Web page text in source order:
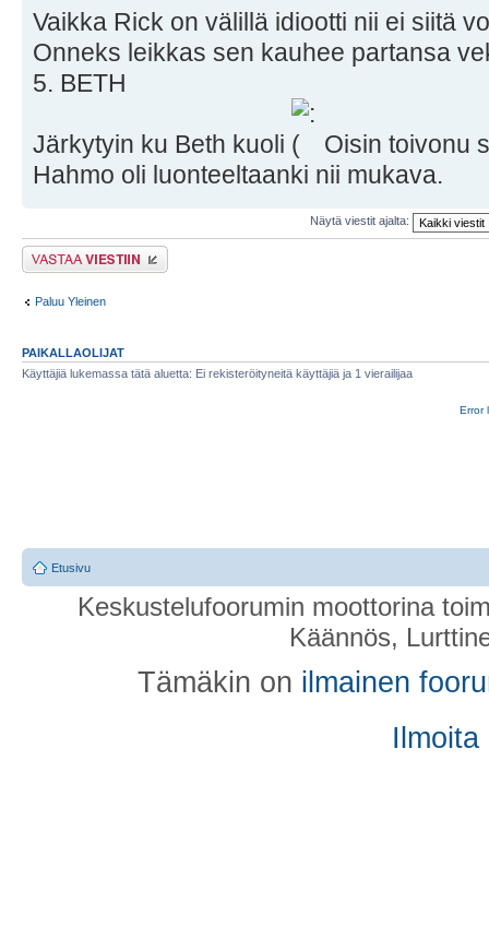
Vaikka Rick on välillä idiootti nii ei siitä
Onneks leikkas sen kauhee partansa
5. BETH
Järkytyin ku Beth kuoli
Oisin toivonu
Hahmo oli luonteeltaanki nii mukava.
Näytä viestit ajalta:
Lähetä vastaus
Paluu Yleinen
PAIKALLAOLIJAT
Käyttäjiä lukemassa tätä aluetta: Ei rekisteröityneitä käyttäjiä ja 1 vierailijaa
Error
Etusivu
Keskustelufoorumin moottorina
Käännös,
Tämäkin on ilmainen